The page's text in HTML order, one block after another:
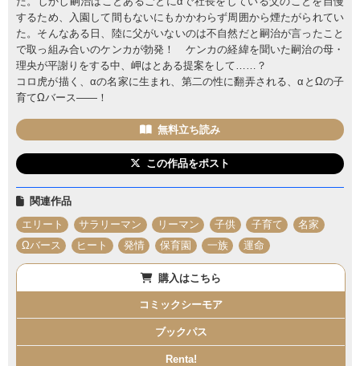
するため、入園して間もないにもかかわらず周囲から煙たがられてい
た。そんなある日、陸に父がいないのは不自然だと嗣治が言ったこと
で取っ組み合いのケンカが勃発！ ケンカの経緯を聞いた嗣治の母・
理央が平謝りをする中、岬はとある提案をして……？
コロ虎が描く、αの名家に生まれ、第二の性に翻弄される、αとΩの子
育てΩバース――！
無料立ち読み
この作品をポスト
関連作品
エリート
サラリーマン リーマン 子供 子育て
名家
Ωバース
ヒート 発情 保育園 一族 運命
購入はこちら
コミックシーモア
ブックパス
Renta!